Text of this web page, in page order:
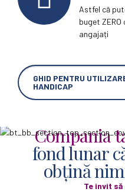
Astfel că
buget
angajați
GHID PENTRU
HANDICAP
Compania
fond lunar
obțină
Te invit